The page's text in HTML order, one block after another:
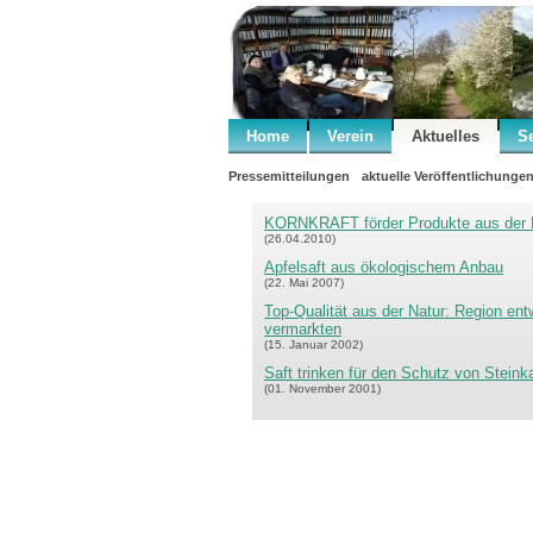
Home Verein Aktuelles
Pressemitteilungen aktuelle Veröffentlichungen
KORNKRAFT förder Produkte aus der
(26.04.2010)
Apfelsaft aus ökologischem Anbau
(22. Mai 2007)
Top-Qualität aus der Natur: Region
vermarkten
(15. Januar 2002)
Saft trinken für den Schutz von
(01. November 2001)